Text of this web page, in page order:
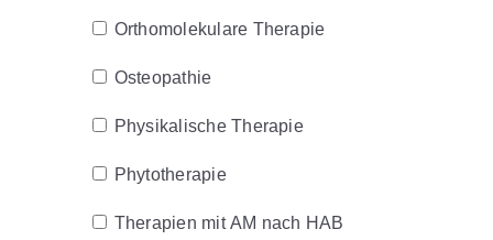
Orthomolekulare Therapie
Osteopathie
Physikalische Therapie
Phytotherapie
Therapien mit AM nach HAB